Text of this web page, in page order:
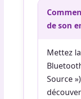
de son
Mettez
Source